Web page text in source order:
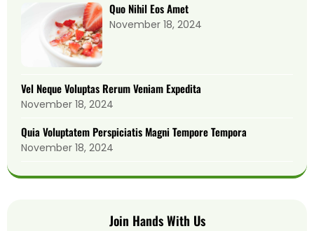
Quo Nihil Eos Amet
November 18, 2024
Vel Neque Voluptas Rerum Veniam Expedita
November 18, 2024
Quia Voluptatem Perspiciatis Magni Tempore Tempora
November 18, 2024
Join Hands With Us